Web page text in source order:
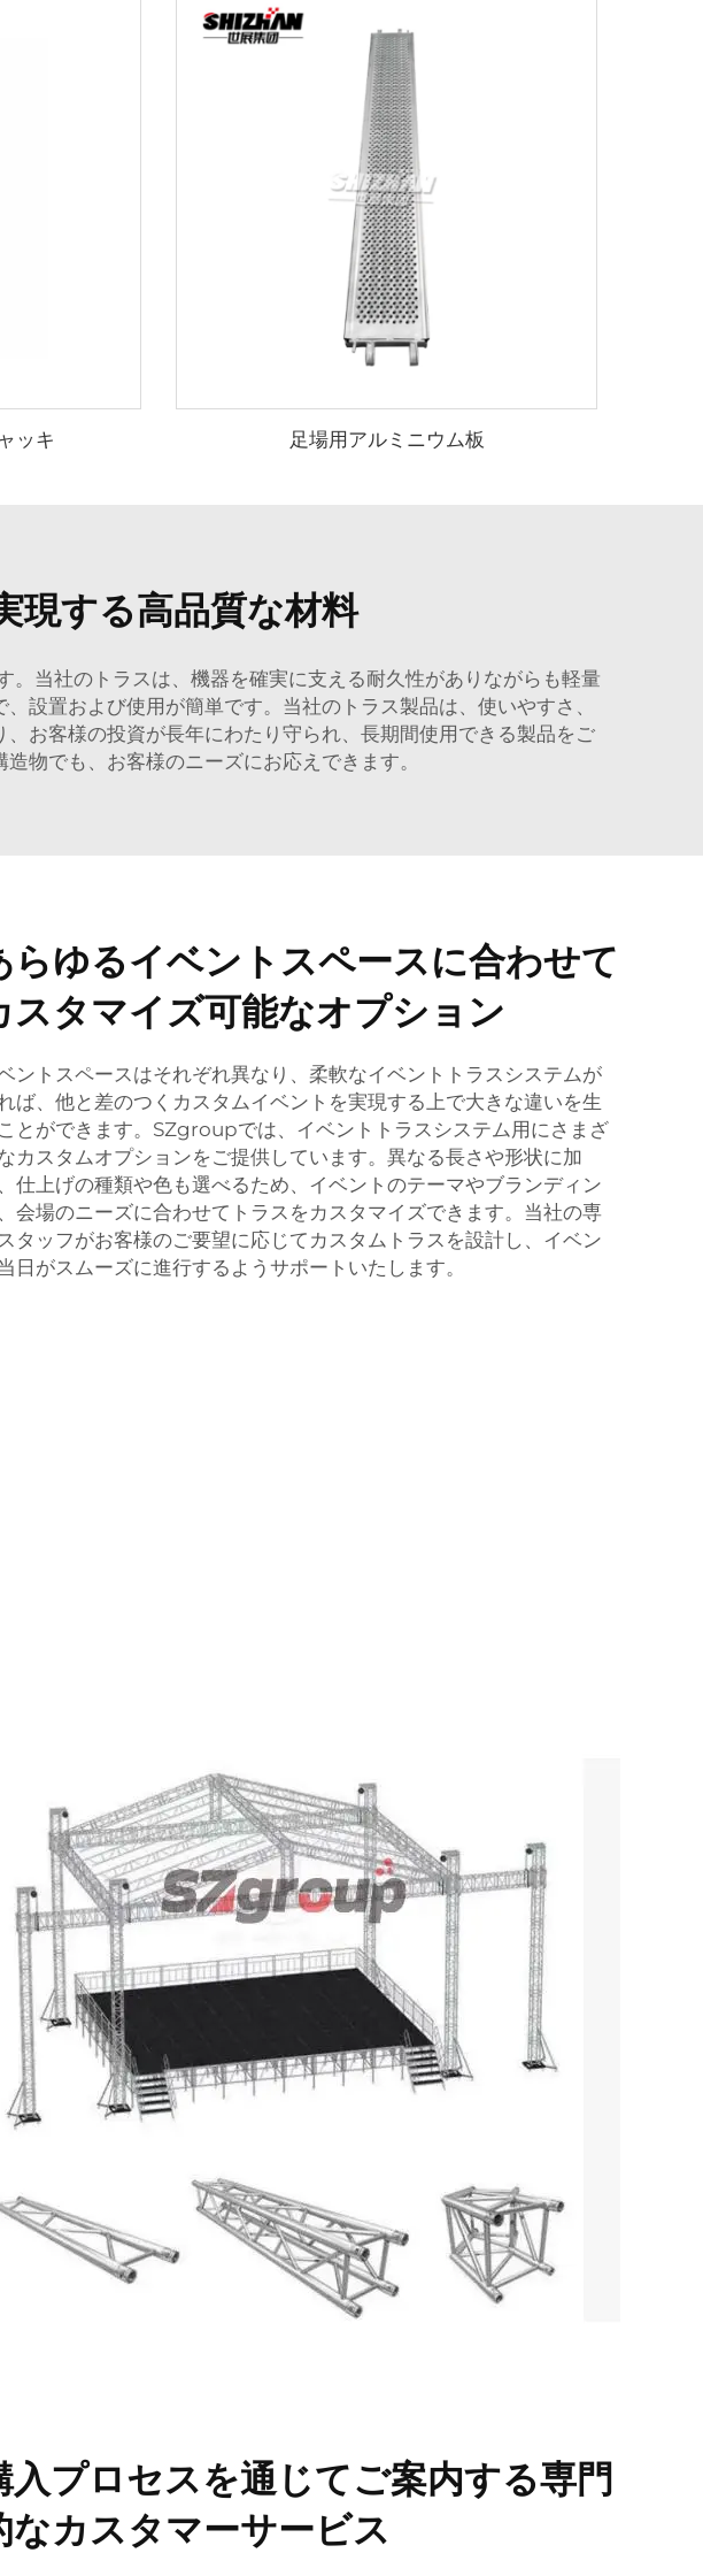
ッキ 足場用アルミニウム板
現する高品質な材料
当社のトラスは、機器を確実に支える耐久性がありながらも軽量
設置および使用が簡単です。当社のトラス製品は、使いやすさ、
お客様の投資が長年にわたり守られ、長期間使用できる製品をご
物でも、お客様のニーズにお応えできます。
らゆるイベントスペースに合わせて
スタマイズ可能なオプション
ントスペースはそれぞれ異なり、柔軟なイベントトラスシステムが
ば、他と差のつくカスタムイベントを実現する上で大きな違いを生
とができます。SZgroupでは、イベントトラスシステム用にさまざ
カスタムオプションをご提供しています。異なる長さや形状に加
仕上げの種類や色も選べるため、イベントのテーマやブランディン
会場のニーズに合わせてトラスをカスタマイズできます。当社の専
タッフがお客様のご要望に応じてカスタムトラスを設計し、イベン
日がスムーズに進行するようサポートいたします。
入プロセスを通じてご案内する専門
なカスタマーサービス